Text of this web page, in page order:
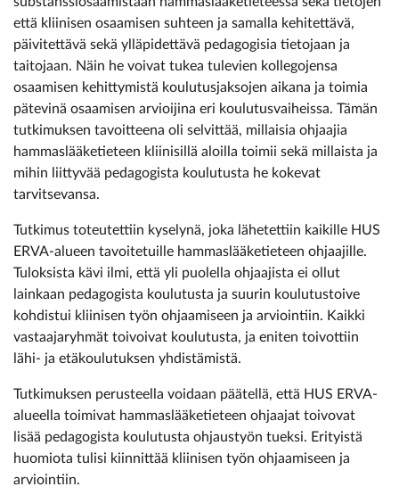
että kliinisen osaamisen suhteen ja samalla kehitettävä,
päivitettävä sekä ylläpidettävä pedagogisia tietojaan ja
taitojaan. Näin he voivat tukea tulevien kollegojensa
osaamisen kehittymistä koulutusjaksojen aikana ja toimia
pätevinä osaamisen arvioijina eri koulutusvaiheissa. Tämän
tutkimuksen tavoitteena oli selvittää, millaisia ohjaajia
hammaslääketieteen kliinisillä aloilla toimii sekä millaista ja
mihin liittyvää pedagogista koulutusta he kokevat
tarvitsevansa.
Tutkimus toteutettiin kyselynä, ­joka lähetettiin kaikille HUS
ERVA-­alueen tavoitetuille hammaslääketieteen ohjaajille.
Tuloksista kävi ilmi, että yli puolella ohjaajista ei ollut
lainkaan pedagogista koulutusta ja suurin koulutustoive
kohdistui kliinisen työn ohjaamiseen ja arviointiin. Kaikki
vastaajaryhmät toivoivat koulutusta, ja eniten toivottiin
lähi- ja etäkoulutuksen yhdistämistä.
Tutkimuksen perusteella voidaan päätellä, että HUS ERVA-
alueella toimivat hammaslääketieteen ohjaajat toivovat
lisää pedagogista koulutusta ohjaustyön tueksi. Erityistä
huomiota tulisi kiinnittää kliinisen työn ohjaamiseen ja
arviointiin.